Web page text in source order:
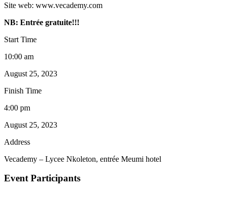
Site web: www.vecademy.com
NB: Entrée gratuite!!!
Start Time
10:00 am
August 25, 2023
Finish Time
4:00 pm
August 25, 2023
Address
Vecademy – Lycee Nkoleton, entrée Meumi hotel
Event Participants